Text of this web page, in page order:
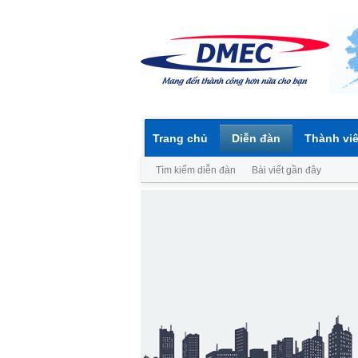
Trang chủ Diễn đàn
Tìm kiếm diễn đàn Bài viết gần đây
Thành